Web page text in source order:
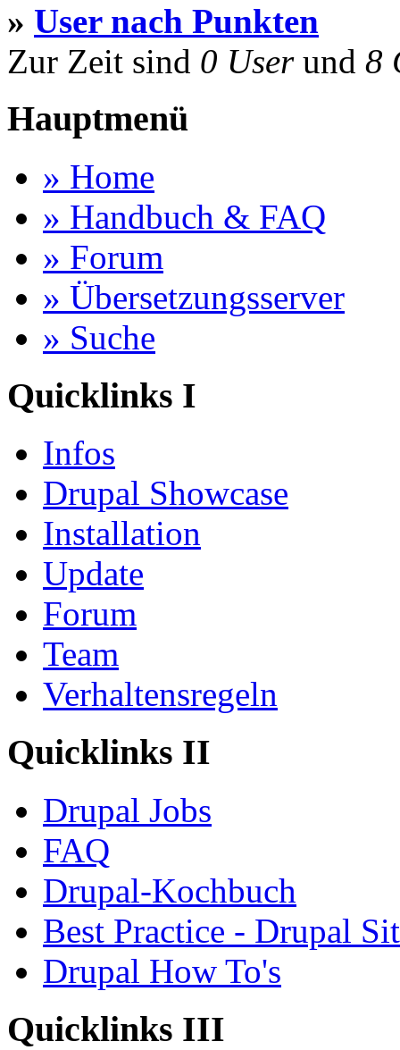
» User nach Punkten
Zur Zeit sind 0 Userund 8
Hauptmenü
» Home
» Handbuch & FAQ
» Forum
» Übersetzungsserver
» Suche
Quicklinks I
Infos
Drupal Showcase
Installation
Update
Forum
Team
Verhaltensregeln
Quicklinks II
Drupal Jobs
FAQ
Drupal-Kochbuch
Best Practice - Drupal
Drupal How To's
Quicklinks III